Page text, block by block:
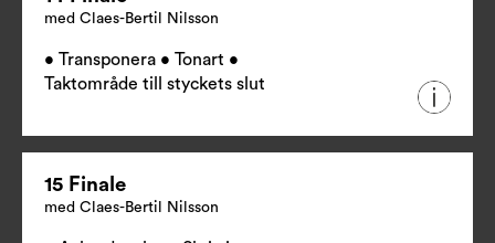
med Claes-Bertil Nilsson
• Transponera • Tonart •
Taktområde till styckets slut
15 Finale
med Claes-Bertil Nilsson